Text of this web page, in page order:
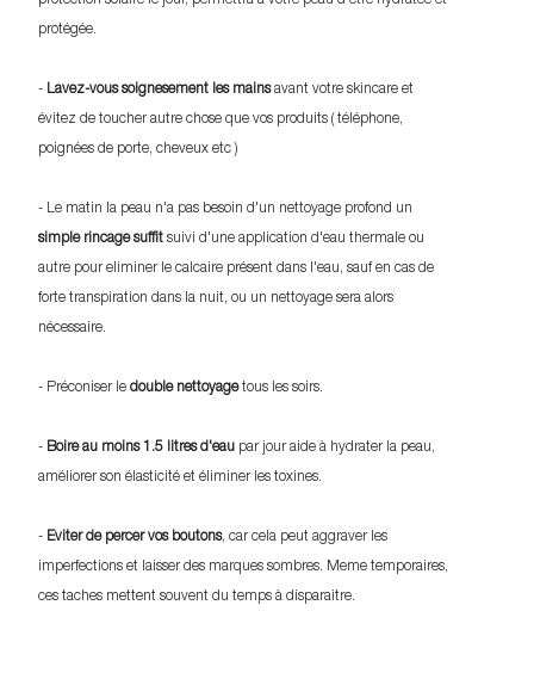
protégée.
- Lavez-vous soignesement les mainsavant votre skincare et
évitez de toucher autre chose que vos produits ( téléphone,
poignées de porte, cheveux etc )
- Le matin la peau n'a pas besoin d'un nettoyage profond un
simple rincage suffitsuivi d'une application d'eau thermale ou
autre pour eliminer le calcaire présent dans l'eau, sauf en cas de
forte transpiration dans la nuit, ou un nettoyage sera alors
nécessaire.
- Préconiser ledouble nettoyagetous les soirs.
- Boire au moins 1.5 litres d'eau par jour aide à hydrater la peau,
améliorer son élasticité et éliminer les toxines.
- Eviter de percer vos boutons, car cela peut aggraver les
imperfections et laisser des marques sombres. Meme temporaires,
ces taches mettent souvent du temps à disparaitre.